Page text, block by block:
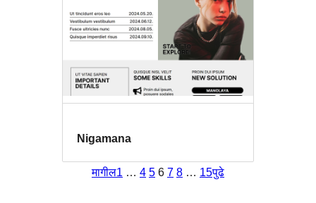
Nigamana
मागील1 … 4 5 6 7 8 … 15पुढे